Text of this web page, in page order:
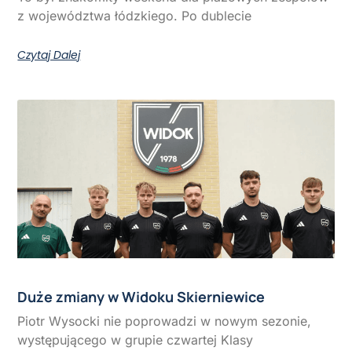
z województwa łódzkiego. Po dublecie
Czytaj Dalej
Duże zmiany w Widoku Skierniewice
Piotr Wysocki nie poprowadzi w nowym sezonie,
występującego w grupie czwartej Klasy